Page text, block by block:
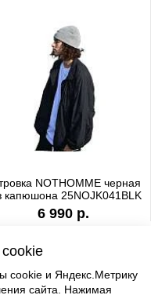
NOTHOMME черная
капюшона 25NOJK041BLK
6 990 р.
cookie и Яндекс.Метрику
сайта. Нажимая